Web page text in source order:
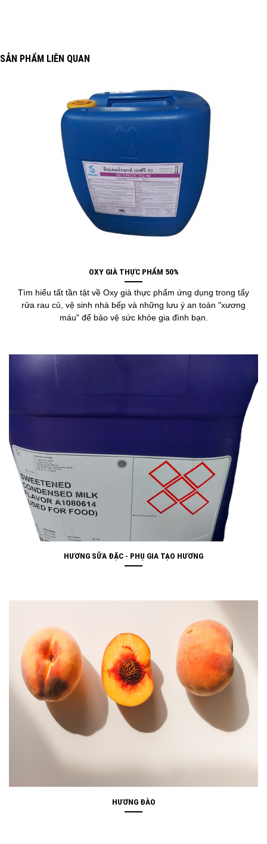
SẢN PHẨM LIÊN QUAN
OXY GIÀ THỰC PHẨM 50%
Tìm hiểu tất tần tật về Oxy già thực phẩm ứng dụng trong tẩy
rửa rau củ, vệ sinh nhà bếp và những lưu ý an toàn "xương
máu" để bảo vệ sức khỏe gia đình bạn.
HƯƠNG SỮA ĐẶC - PHỤ GIA TẠO HƯƠNG
HƯƠNG ĐÀO